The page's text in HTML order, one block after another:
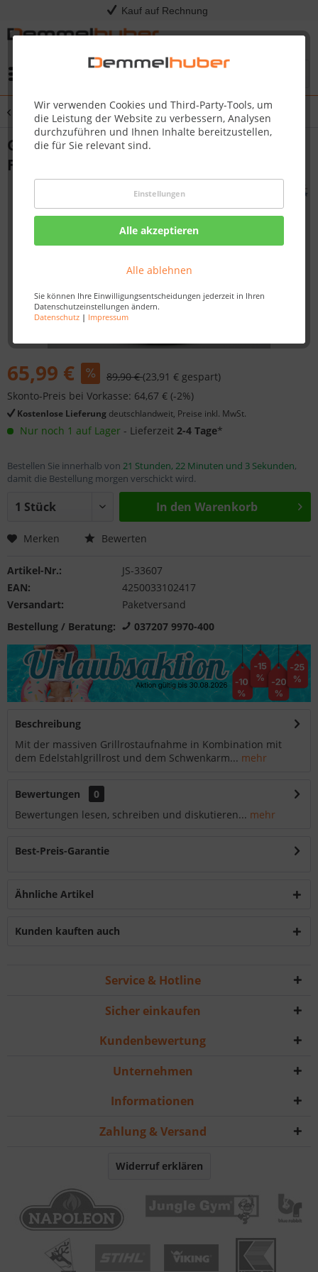
Kauf auf Rechnung
Wir verwenden Cookies und Third-Party-Tools, um
die Leistung der Website zu verbessern, Analysen
durchzuführen und Ihnen Inhalte bereitzustellen,
die für Sie relevant sind.
Einstellungen
Alle akzeptieren
Alle ablehnen
Sie können Ihre Einwilligungsentscheidungen jederzeit in Ihren
Datenschutzeinstellungen ändern.
Datenschutz| Impressum
Übersicht Grillroste
Grillrost Aufnahme JOE´S FIREPIT
Feuerschale
65,99 € 89,90 €(23,91 € gespart)
Skonto-Preis bei Vorkasse: 64,67 € (-2%)
Kostenlose Lieferung deutschlandweit, Preise inkl. MwSt.
Nur noch 1 auf Lager - Lieferzeit 2-4 Tage*
Bestellen Sie innerhalb von 21 Stunden, 22 Minuten und 3 Sekunden,
damit die Bestellung morgen verschickt wird.
In den Warenkorb
Merken Bewerten
Artikel-Nr.:
JS-33607
EAN:
4250033102417
Versandart:
Paketversand
Bestellung / Beratung:
037207 9970-400
Beschreibung
Mit der massiven Grillrostaufnahme in Kombination mit
dem Edelstahlgrillrost und dem Schwenkarm... mehr
Bewertungen
0
Bewertungen lesen, schreiben und diskutieren... mehr
Best-Preis-Garantie
Ähnliche Artikel
Kunden kauften auch
Service & Hotline
Sicher einkaufen
Kundenbewertung
Unternehmen
Informationen
Zahlung & Versand
Widerruf erklären